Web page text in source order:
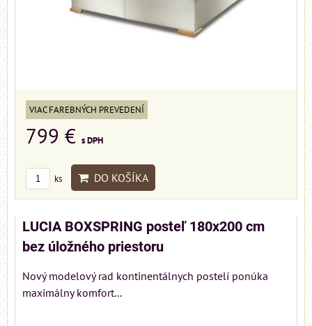
VIAC FAREBNÝCH PREVEDENÍ
799 € s DPH
ks DO KOŠÍKA
LUCIA BOXSPRING posteľ 180x200 cm
bez úložného priestoru
Nový modelový rad kontinentálnych postelí ponúka
maximálny komfort...